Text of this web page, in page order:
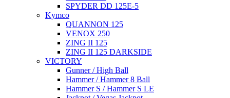
SPYDER DD 125E-5
Kymco
QUANNON 125
VENOX 250
ZING II 125
ZING II 125 DARKSIDE
VICTORY
Gunner / High Ball
Hammer / Hammer 8 Ball
Hammer S / Hammer S LE